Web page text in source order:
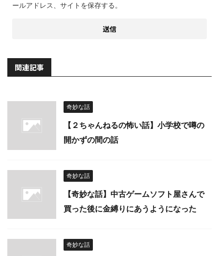
ールアドレス、サイトを保存する。
関連記事
奇妙な話
【２ちゃんねるの怖い話】小学校で噂の
開かずの間の話
奇妙な話
【奇妙な話】中古ゲームソフト屋さんで
買った後に金縛りにあうようになった
奇妙な話